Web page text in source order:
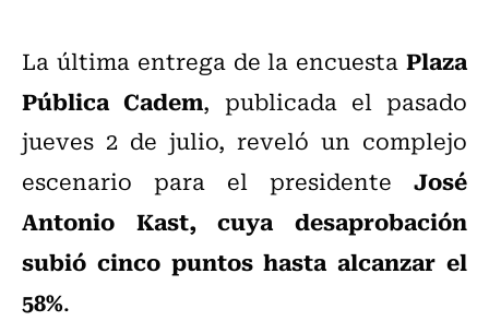
La última entrega de la encuesta Plaza
Pública Cadem, publicada el pasado
jueves 2 de julio, reveló un complejo
escenario para el presidente José
Antonio Kast, cuya desaprobación
subió cinco puntos hasta alcanzar el
58%.